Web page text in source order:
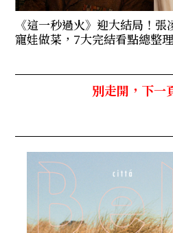
《這一秒過火》迎大結局！張
寵娃做菜，7大完結看點總整理
別走開，下一